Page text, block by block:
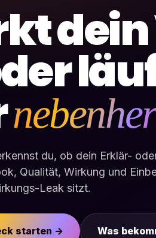
dein
nebenher
du, ob dein Erklär-
Qualität, Wirkung und
Leak sitzt.
starten → Was